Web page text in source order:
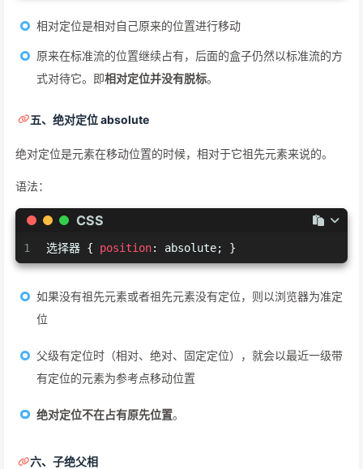
相对定位是相对自己原来的位置进行移动
原来在标准流的位置继续占有，后面的盒子仍然以标准流的方
式对待它。即相对定位并没有脱标。
五、绝对定位 absolute
绝对定位是元素在移动位置的时候，相对于它祖先元素来说的。
语法：
CSS
1 选择器 { position: absolute; }
如果没有祖先元素或者祖先元素没有定位，则以浏览器为准定
位
父级有定位时（相对、绝对、固定定位），就会以最近一级带
有定位的元素为参考点移动位置
绝对定位不在占有原先位置。
六、子绝父相